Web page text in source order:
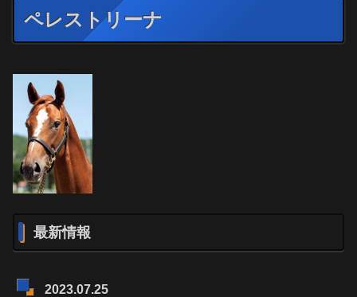
ペレストリーナ
最新情報
2023.07.25